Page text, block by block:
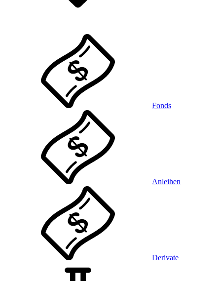
Fonds
Anleihen
Derivate